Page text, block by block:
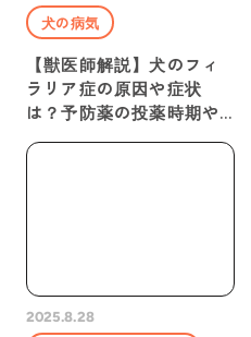
犬の病気
【獣医師解説】犬のフィ
ラリア症の原因や症状
は？予防薬の投薬時期や
検査・治療方法など
2025.8.28